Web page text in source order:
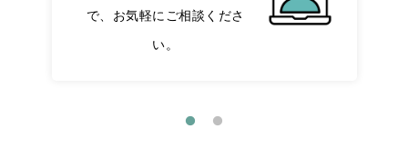
で、お気軽にご相談くださ
い。